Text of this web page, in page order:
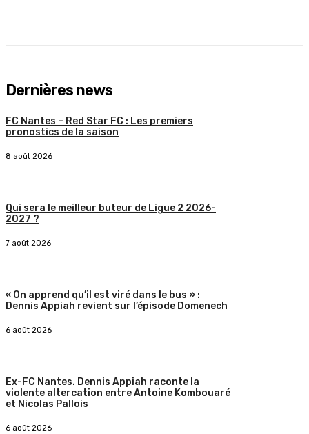
Dernières news
FC Nantes – Red Star FC : Les premiers
pronostics de la saison
8 août 2026
Qui sera le meilleur buteur de Ligue 2 2026-
2027 ?
7 août 2026
« On apprend qu’il est viré dans le bus » :
Dennis Appiah revient sur l’épisode Domenech
6 août 2026
Ex-FC Nantes. Dennis Appiah raconte la
violente altercation entre Antoine Kombouaré
et Nicolas Pallois
6 août 2026